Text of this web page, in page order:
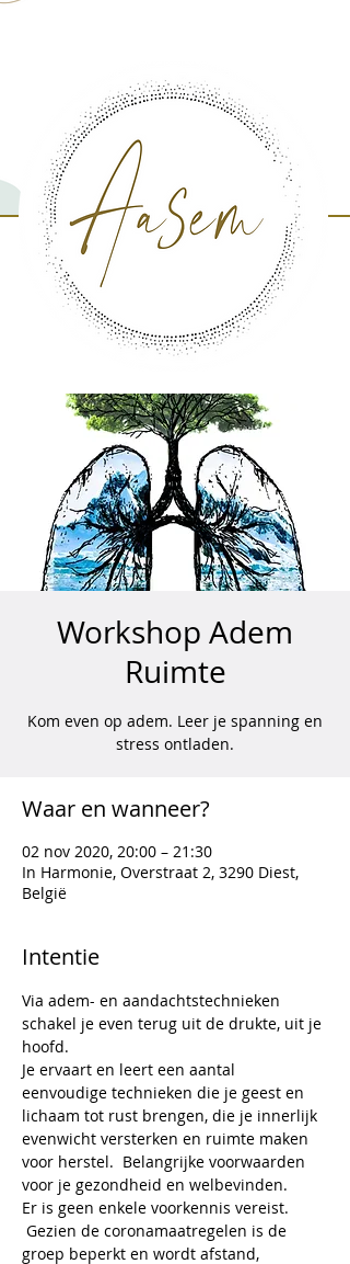
Workshop Adem
Ruimte
Kom even op adem. Leer je spanning en
stress ontladen.
Waar en wanneer?
02 nov 2020, 20:00 – 21:30
In Harmonie, Overstraat 2, 3290 Diest,
België
Intentie
Via adem- en aandachtstechnieken
schakel je even terug uit de drukte, uit je
hoofd.
Je ervaart en leert een aantal
eenvoudige technieken die je geest en
lichaam tot rust brengen, die je innerlijk
evenwicht versterken en ruimte maken
voor herstel.  Belangrijke voorwaarden
voor je gezondheid en welbevinden.
Er is geen enkele voorkennis vereist.
Gezien de coronamaatregelen is de
groep beperkt en wordt afstand,